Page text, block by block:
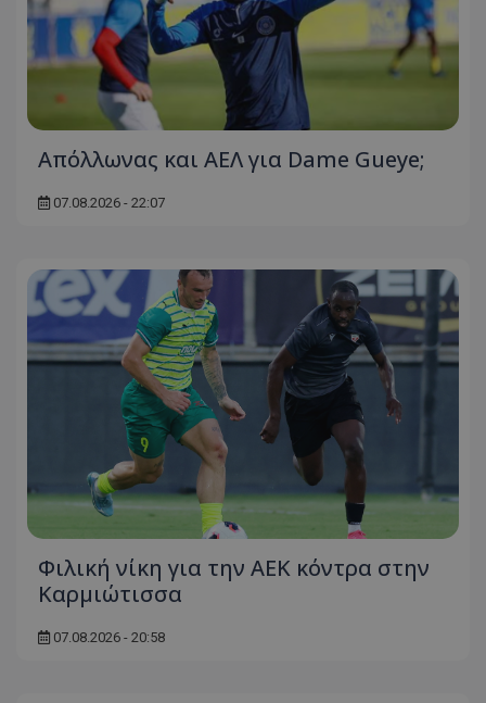
Απόλλωνας και ΑΕΛ για Dame Gueye;
07.08.2026 - 22:07
Φιλική νίκη για την ΑΕΚ κόντρα στην
Καρμιώτισσα
07.08.2026 - 20:58